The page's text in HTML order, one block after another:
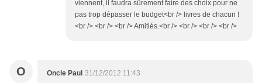
viennent, il faudra sûrement faire des choix pour ne
pas trop dépasser le budget<br /> livres de chacun !
<br /> <br /> <br /> Amitiés.<br /> <br /> <br /> <br />
O Oncle Paul 31/12/2012 11:43